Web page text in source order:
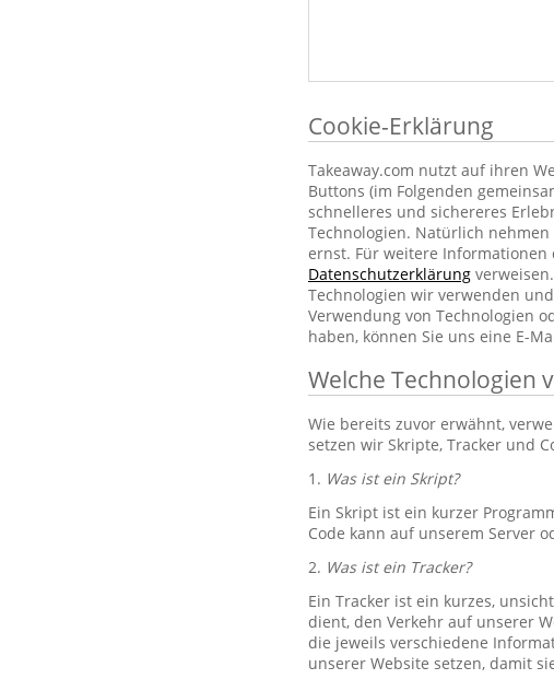
Cookie-Erklärung
Takeaway.com nutzt auf ihren
Buttons (im Folgenden
schnelleres und sichereres
Technologien. Natürlich
ernst. Für weitere
Datenschutzerklärung
Technologien wir verwenden
Verwendung von Technologien
haben, können Sie uns eine E-
Welche Technologien
Wie bereits zuvor erwähnt,
setzen wir Skripte, Tracker und
1. Was ist ein Skript?
Ein Skript ist ein kurzer
Code kann auf unserem Server
2. Was ist ein Tracker?
Ein Tracker ist ein kurzes,
dient, den Verkehr auf unserer
die jeweils verschiedene
unserer Website setzen, damit